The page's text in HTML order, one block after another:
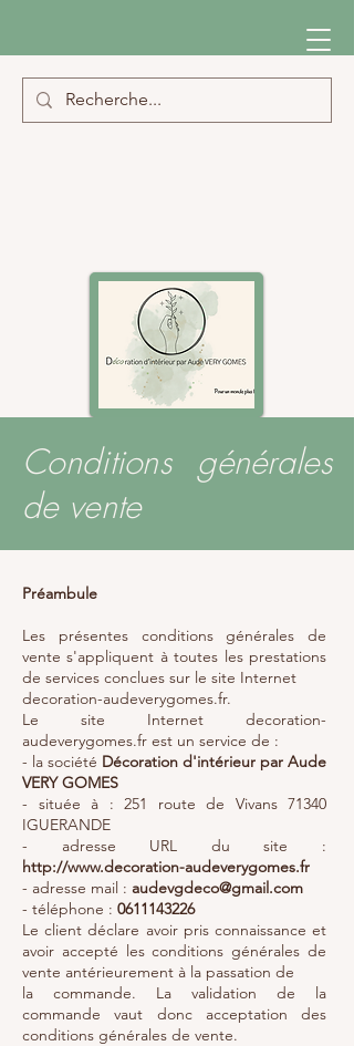
Conditions générales
de vente
Préambule
Les présentes conditions générales de
vente s'appliquent à toutes les prestations
de services conclues sur le site Internet
decoration-audeverygomes.fr.
Le site Internet decoration-
audeverygomes.fr est un service de :
- la société Décoration d'intérieur par Aude
VERY GOMES
- située à : 251 route de Vivans 71340
IGUERANDE
- adresse URL du site :
http://www.decoration-audeverygomes.fr
- adresse mail : audevgdeco@gmail.com
- téléphone : 0611143226
Le client déclare avoir pris connaissance et
avoir accepté les conditions générales de
vente antérieurement à la passation de
la commande. La validation de la
commande vaut donc acceptation des
conditions générales de vente.